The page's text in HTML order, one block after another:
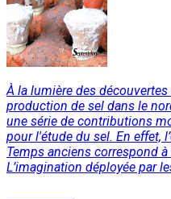
À la lumière des
production de sel dans le
une série de contributions
pour l'étude du sel. En effet,
Temps anciens correspond
L’imagination déployée par